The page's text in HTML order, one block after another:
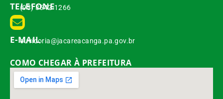
TELEFONE
(93) 3542-1266
E-MAIL
ouvidoria@jacareacanga.pa.gov.br
COMO CHEGAR À PREFEITURA